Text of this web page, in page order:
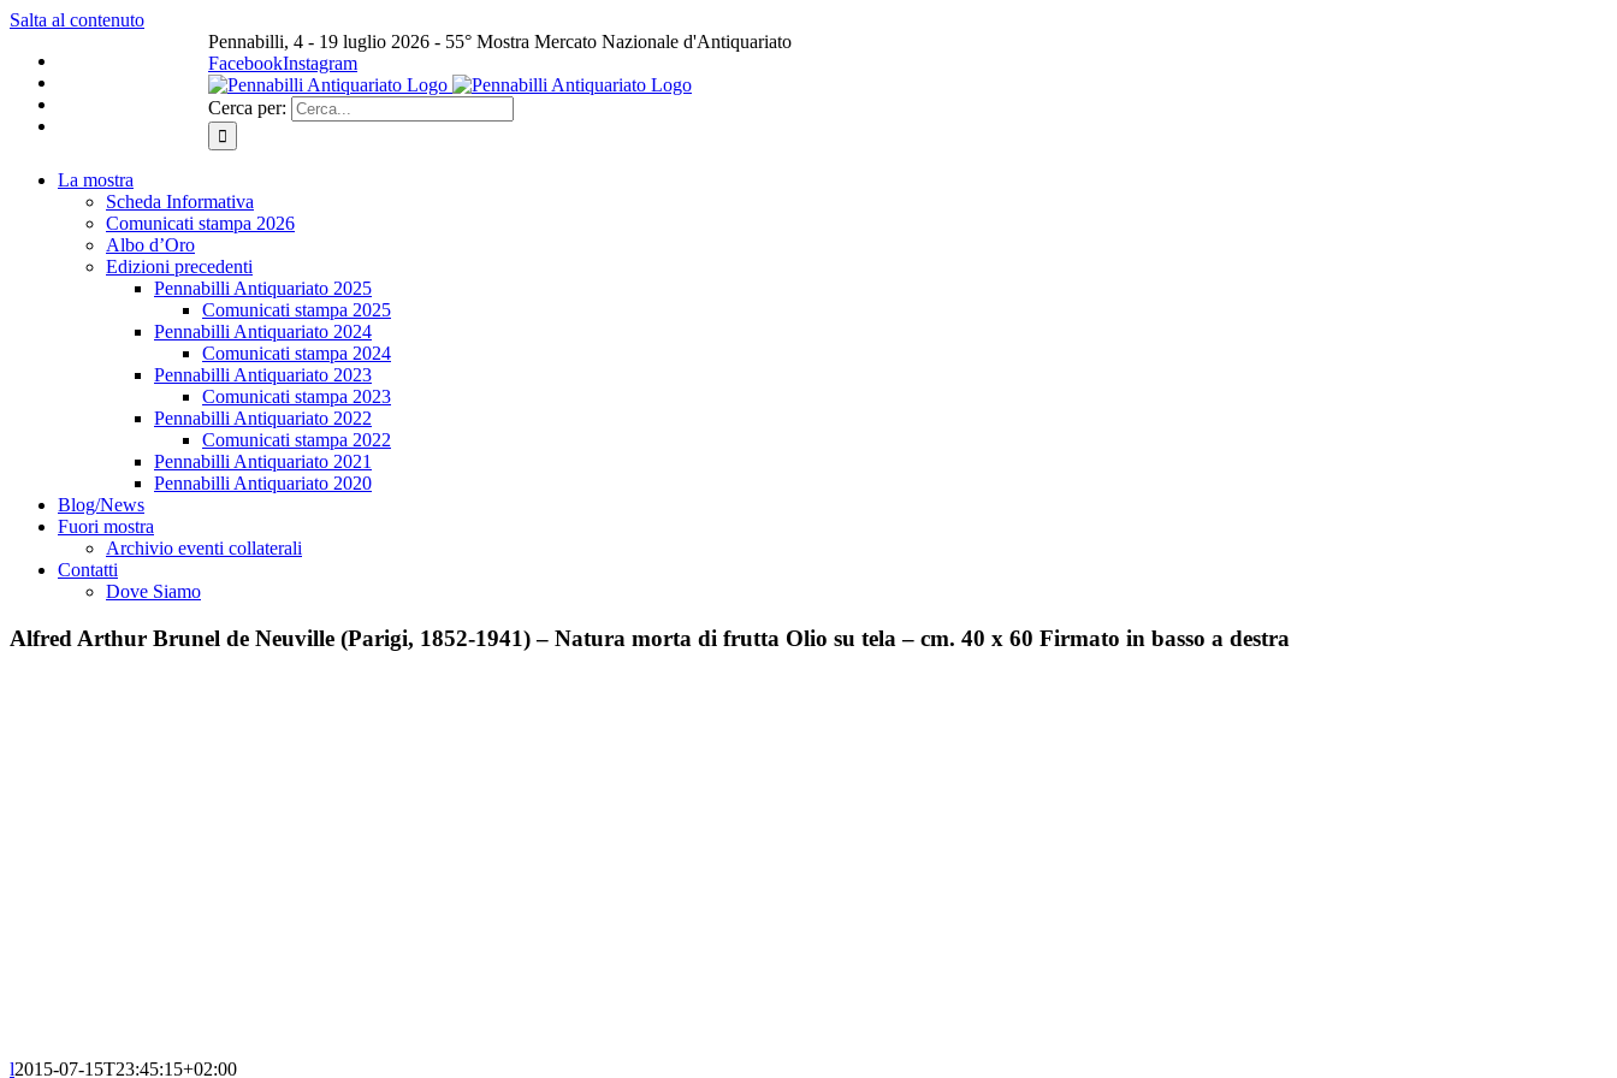
Salta al contenuto
Pennabilli, 4 - 19 luglio 2026 - 55° Mostra Mercato Nazionale d'Antiquariato
FacebookInstagram
Cerca per:
La mostra
Scheda Informativa
Comunicati stampa 2026
Albo d’Oro
Edizioni precedenti
Pennabilli Antiquariato 2025
Comunicati stampa 2025
Pennabilli Antiquariato 2024
Comunicati stampa 2024
Pennabilli Antiquariato 2023
Comunicati stampa 2023
Pennabilli Antiquariato 2022
Comunicati stampa 2022
Pennabilli Antiquariato 2021
Pennabilli Antiquariato 2020
Blog/News
Fuori mostra
Archivio eventi collaterali
Contatti
Dove Siamo
Alfred Arthur Brunel de Neuville (Parigi, 1852-1941) – Natura morta di frutta Olio su tela – cm. 40 x 60 Firmato in basso a destra
l2015-07-15T23:45:15+02:00